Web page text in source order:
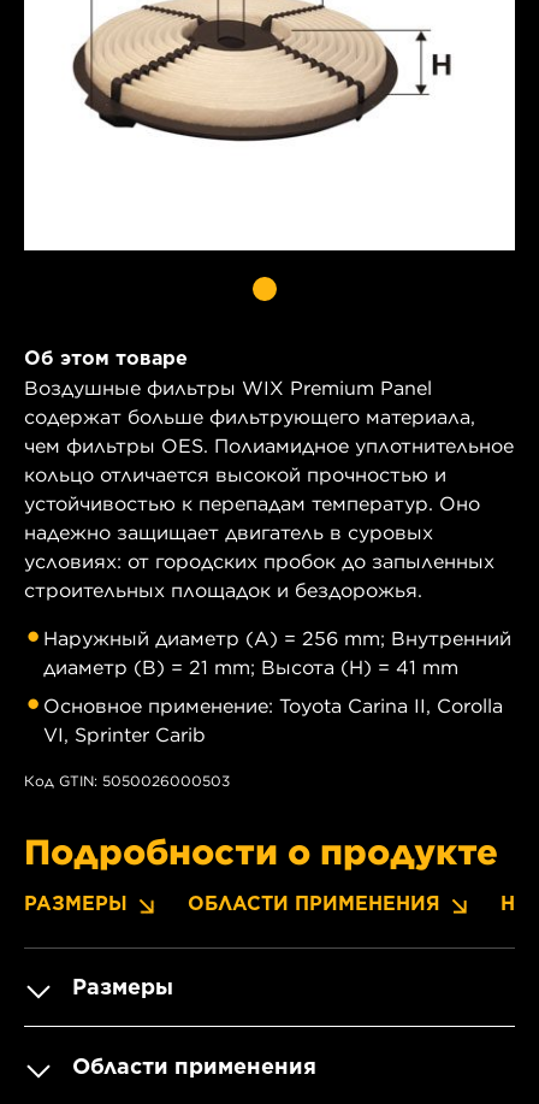
Об этом товаре
Воздушные фильтры WIX Premium Panel
содержат больше фильтрующего материала,
чем фильтры OES. Полиамидное уплотнительное
кольцо отличается высокой прочностью и
устойчивостью к перепадам температур. Оно
надежно защищает двигатель в суровых
условиях: от городских пробок до запыленных
строительных площадок и бездорожья.
Наружный диаметр (A) = 256 mm; Внутренний
диаметр (B) = 21 mm; Высота (H) = 41 mm
Основное применение: Toyota Carina II, Corolla
VI, Sprinter Carib
Код GTIN: 5050026000503
Подробности о продукте
РАЗМЕРЫ ОБЛАСТИ ПРИМЕНЕНИЯ
Размеры
Области применения